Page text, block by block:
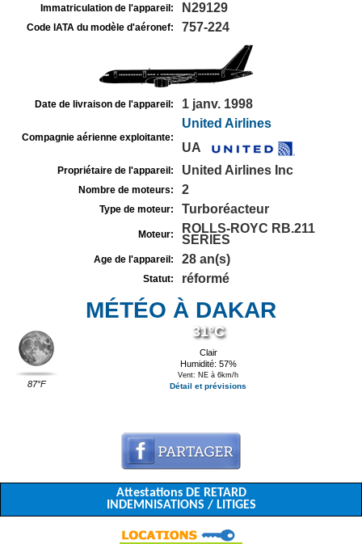
Immatriculation de l'appareil: N29129
Code IATA du modèle d'aéronef: 757-224
Date de livraison de l'appareil: 1 janv. 1998
Compagnie aérienne exploitante:
United Airlines
UA
Propriétaire de l'appareil: United Airlines Inc
Nombre de moteurs: 2
Type de moteur: Turboréacteur
Moteur:
ROLLS-ROYC RB.211
SERIES
Age de l'appareil: 28 an(s)
Statut: réformé
MÉTÉO À DAKAR
87°F
31°C
Clair
Humidité: 57%
Vent: NE à 6km/h
Détail et prévisions
Attestations DE RETARD
INDEMNISATIONS / LITIGES